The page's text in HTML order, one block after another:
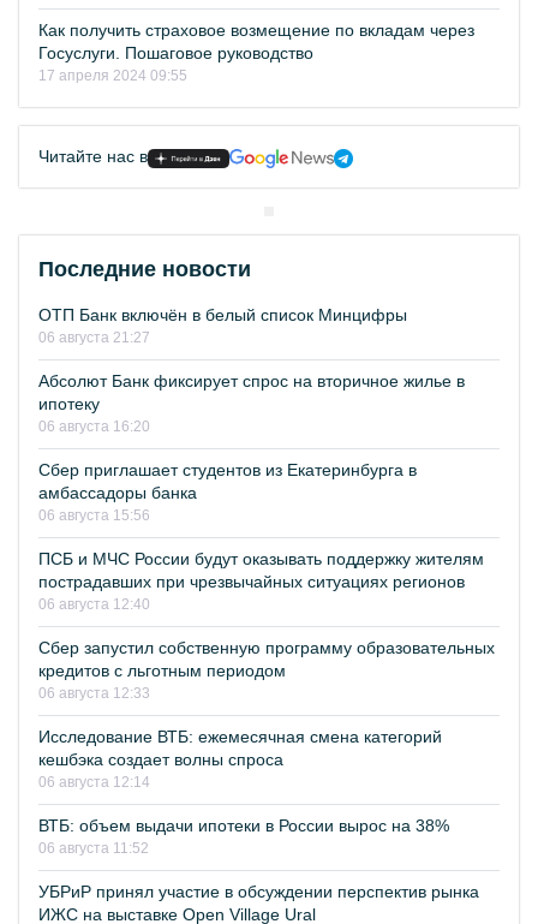
Как получить страховое возмещение по вкладам через
Госуслуги. Пошаговое руководство
17 апреля 2024 09:55
Читайте нас в
Последние новости
ОТП Банк включён в белый список Минцифры
06 августа 21:27
Абсолют Банк фиксирует спрос на вторичное жилье в
ипотеку
06 августа 16:20
Сбер приглашает студентов из Екатеринбурга в
амбассадоры банка
06 августа 15:56
ПСБ и МЧС России будут оказывать поддержку жителям
пострадавших при чрезвычайных ситуациях регионов
06 августа 12:40
Сбер запустил собственную программу образовательных
кредитов с льготным периодом
06 августа 12:33
Исследование ВТБ: ежемесячная смена категорий
кешбэка создает волны спроса
06 августа 12:14
ВТБ: объем выдачи ипотеки в России вырос на 38%
06 августа 11:52
УБРиР принял участие в обсуждении перспектив рынка
ИЖС на выставке Open Village Ural